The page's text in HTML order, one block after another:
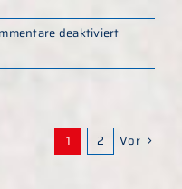
deaktiviertfür
–
1 2 Vor